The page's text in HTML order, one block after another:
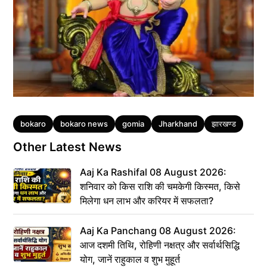
Tags
bokaro bokaro news gomia Jharkhand झारखण्ड
Other Latest News
Aaj Ka Rashifal 08 August 2026:
शनिवार को किस राशि की चमकेगी किस्मत, किसे
मिलेगा धन लाभ और करियर में सफलता?
Aaj Ka Panchang 08 August 2026:
आज दशमी तिथि, रोहिणी नक्षत्र और सर्वार्थसिद्धि
योग, जानें राहुकाल व शुभ मुहूर्त